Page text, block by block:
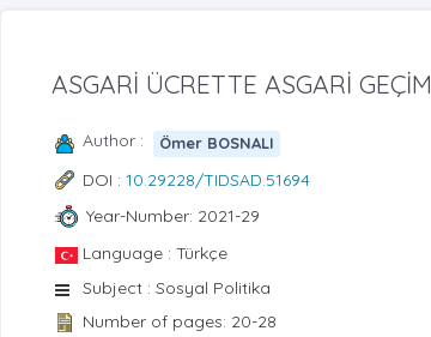
ASGARİ ÜCRETTE ASGARİ
Author : Ömer BOSNALI
DOI : 10.29228/TIDSAD.51694
Year-Number: 2021-29
Language : Türkçe
Subject : Sosyal Politika
Number of pages: 20-28